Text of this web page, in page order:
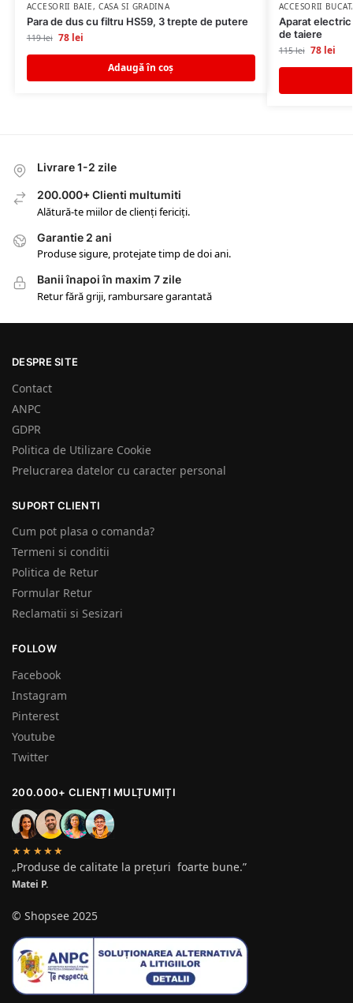
ACCESORII BAIE, CASA SI GRADINA
Para de dus cu filtru HS59, 3 trepte de putere
119lei 78 lei
Adaugă în coș
ACCESORII
Aparat
de taiere
115lei 78 lei
Livrare 1-2 zile
200.000+ Clienti multumiti
Alătură-te miilor de clienți fericiți.
Garantie 2 ani
Produse sigure, protejate timp de doi ani.
Banii înapoi în maxim 7 zile
Retur fără griji, rambursare garantată
DESPRE SITE
Contact
ANPC
GDPR
Politica de Utilizare Cookie
Prelucrarea datelor cu caracter personal
SUPORT CLIENTI
Cum pot plasa o comanda?
Termeni si conditii
Politica de Retur
Formular Retur
Reclamatii si Sesizari
FOLLOW
Facebook
Instagram
Pinterest
Youtube
Twitter
200.000+ CLIENȚI MULȚUMIȚI
★★★★★
„Produse de calitate la prețuri foarte bune.”
Matei P.
© Shopsee 2025